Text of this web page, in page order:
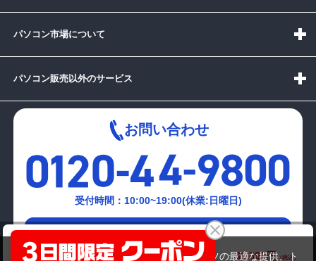
商品価格(税込) 39,800円
パソコン市場について
パソコン販売以外のサービス
お問い合わせ
受付時間：10:00~19:00(休業:日曜日)
メールでの
お問い合わせはこちら
当サイトでは利用体験の向上およびコンテンツの最適な提供、ト